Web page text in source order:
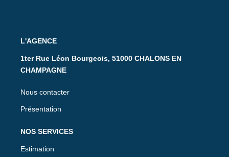
L'AGENCE
1ter Rue Léon Bourgeois, 51000 CHALONS EN
CHAMPAGNE
Nous contacter
Présentation
NOS SERVICES
Estimation